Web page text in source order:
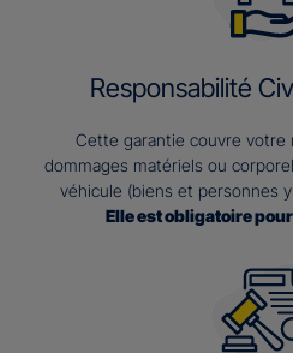
Responsabilité
Cette garantie couvre votre
dommages matériels ou
véhicule (biens et personnes
Elle est obligatoire